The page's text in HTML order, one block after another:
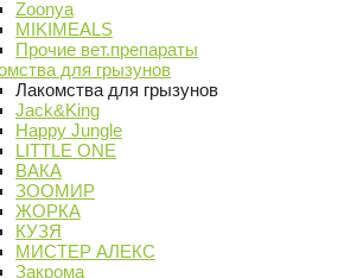
Zoonya
MIKIMEALS
Прочие вет.препараты
для грызунов
Лакомства для грызунов
Jack&King
Happy Jungle
LITTLE ONE
ВАКА
ЗООМИР
ЖОРКА
КУЗЯ
МИСТЕР АЛЕКС
Закрома